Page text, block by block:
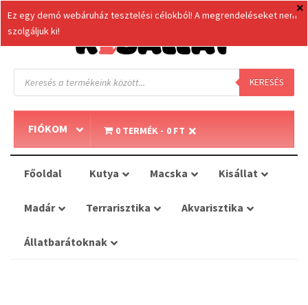
Products
search KERESÉS
FIÓKOM 0 TERMÉK 0 FT
Főoldal Kutya Macska Kisállat
Madár Terrarisztika Akvarisztika
Állatbarátoknak
Ez egy demó webáruház tesztelési célokból! A megrendeléseket nem
szolgáljuk ki!